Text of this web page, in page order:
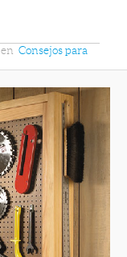
en Consejos para